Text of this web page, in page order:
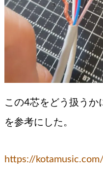
この4芯をどう扱うか
を参考にした。
https://